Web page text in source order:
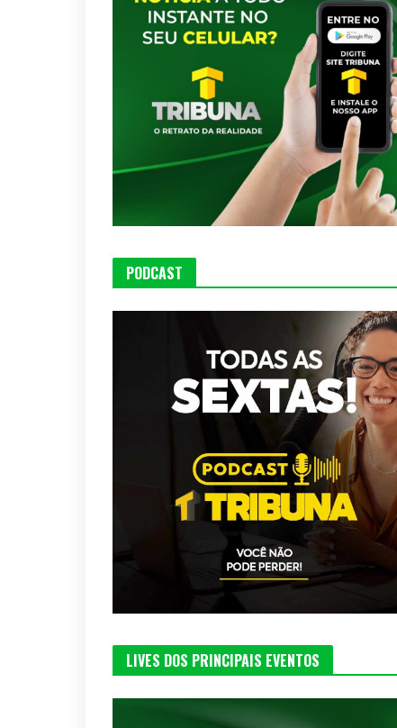
PODCAST
LIVES DOS PRINCIPAIS EVENTOS